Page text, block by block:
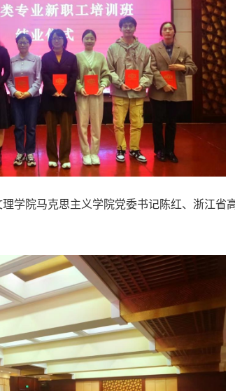
院马克思主义学院党委书记陈红、浙江省